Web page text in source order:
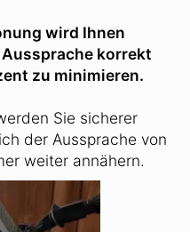
wird Ihnen
korrekt
zu minimieren.
Sie sicherer
der Aussprache von
weiter annähern.